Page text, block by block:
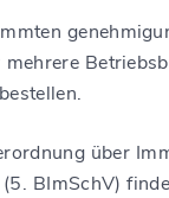
mehrere
über
BImSchV)